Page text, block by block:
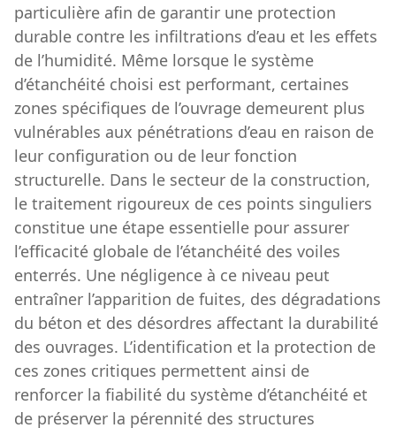
particulière afin de garantir une protection
durable contre les infiltrations d’eau et les effets
de l’humidité. Même lorsque le système
d’étanchéité choisi est performant, certaines
zones spécifiques de l’ouvrage demeurent plus
vulnérables aux pénétrations d’eau en raison de
leur configuration ou de leur fonction
structurelle. Dans le secteur de la construction,
le traitement rigoureux de ces points singuliers
constitue une étape essentielle pour assurer
l’efficacité globale de l’étanchéité des voiles
enterrés. Une négligence à ce niveau peut
entraîner l’apparition de fuites, des dégradations
du béton et des désordres affectant la durabilité
des ouvrages. L’identification et la protection de
ces zones critiques permettent ainsi de
renforcer la fiabilité du système d’étanchéité et
de préserver la pérennité des structures